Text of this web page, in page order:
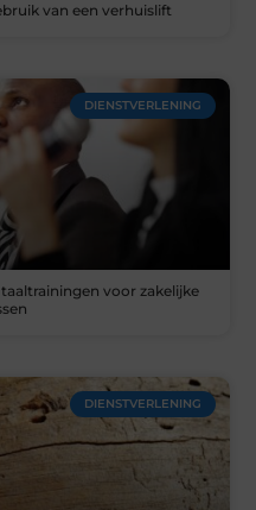
van een verhuislift
DIENSTVERLENING
voor zakelijke
DIENSTVERLENING